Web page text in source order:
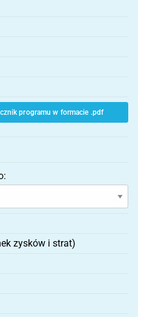
programu w formacie .pdf
zysków i strat)